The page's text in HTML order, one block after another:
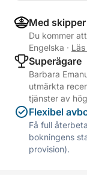
Med skipper
Du kommer
Engelska ·
Superägare
Barbara
utmärkta
tjänster av
Flexibel
Få full
bokningens
provision).